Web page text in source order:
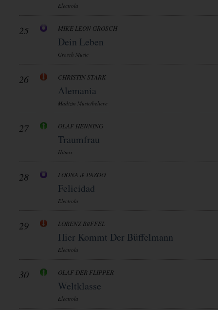
Electrola
25 MIKE LEON GROSCH
Dein Leben
Grosch Music
26 CHRISTIN STARK
Alemania
Madizin Music/believe
27 OLAF HENNING
Traumfrau
Hitmix
28 LOONA & PAZOO
Felicidad
Electrola
29 LORENZ BüFFEL
Hier Kommt Der Büffelmann
Electrola
30 OLAF DER FLIPPER
Weltklasse
Electrola